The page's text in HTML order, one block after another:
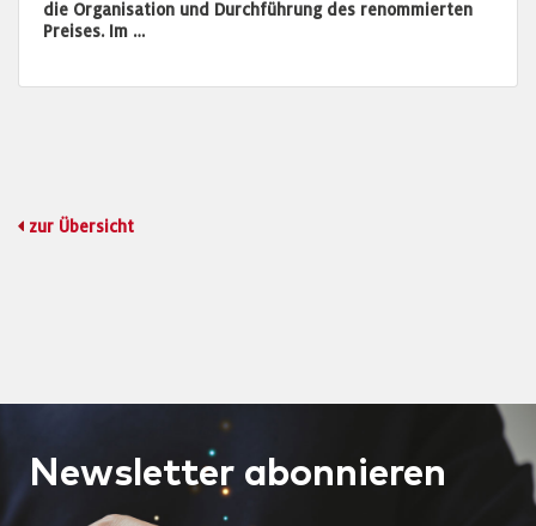
die Organisation und Durchführung des renommierten
Preises. Im …
zur Übersicht
Newsletter abonnieren